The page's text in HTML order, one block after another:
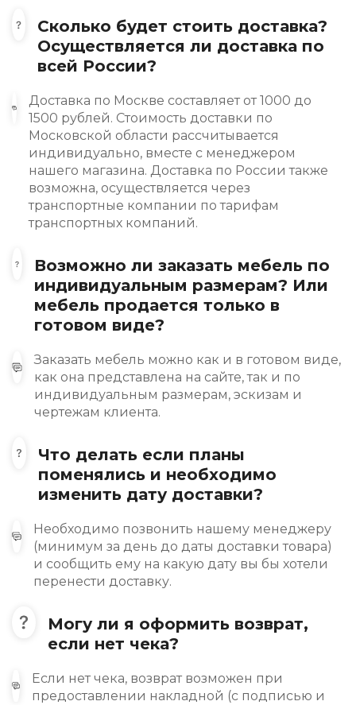
Сколько будет стоить доставка?
Осуществляется ли доставка по
всей России?
Доставка по Москве составляет от 1000 до
1500 рублей. Стоимость доставки по
Московской области рассчитывается
индивидуально, вместе с менеджером
нашего магазина. Доставка по России также
возможна, осуществляется через
транспортные компании по тарифам
транспортных компаний.
Возможно ли заказать мебель по
индивидуальным размерам? Или
мебель продается только в
готовом виде?
Заказать мебель можно как и в готовом виде,
как она представлена на сайте, так и по
индивидуальным размерам, эскизам и
чертежам клиента.
Что делать если планы
поменялись и необходимо
изменить дату доставки?
Необходимо позвонить нашему менеджеру
(минимум за день до даты доставки товара)
и сообщить ему на какую дату вы бы хотели
перенести доставку.
Могу ли я оформить возврат,
если нет чека?
Если нет чека, возврат возможен при
предоставлении накладной (с подписью и